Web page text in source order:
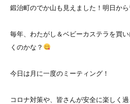
鍛治町のでか山も見えました！明日か
毎年、わたがし＆ベビーカステラを買
くのかな？
今日は月に一度のミーティング！
コロナ対策や、皆さんが安全に楽しく